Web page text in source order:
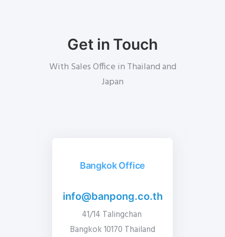
Get in Touch
With Sales Office in Thailand and
Japan
Bangkok Office
info@banpong.co.th
41/14 Talingchan
Bangkok 10170 Thailand